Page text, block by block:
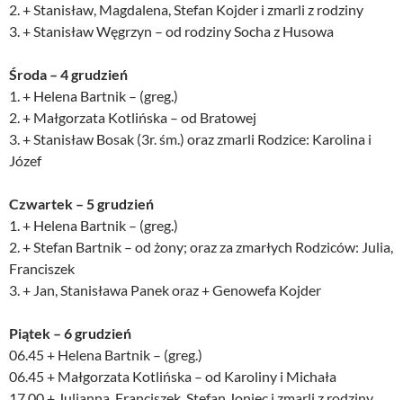
2. + Stanisław, Magdalena, Stefan Kojder i zmarli z rodziny
3. + Stanisław Węgrzyn – od rodziny Socha z Husowa
Środa – 4 grudzień
1. + Helena Bartnik – (greg.)
2. + Małgorzata Kotlińska – od Bratowej
3. + Stanisław Bosak (3r. śm.) oraz zmarli Rodzice: Karolina i
Józef
Czwartek – 5 grudzień
1. + Helena Bartnik – (greg.)
2. + Stefan Bartnik – od żony; oraz za zmarłych Rodziców: Julia,
Franciszek
3. + Jan, Stanisława Panek oraz + Genowefa Kojder
Piątek – 6 grudzień
06.45 + Helena Bartnik – (greg.)
06.45 + Małgorzata Kotlińska – od Karoliny i Michała